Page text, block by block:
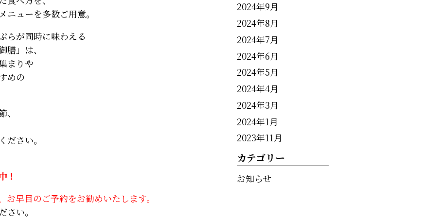
ューを多数ご用意。
らが同時に味わえる
」は、
まりや
めの
さい。
！
早目のご予約をお勧めいたします。
い。
2024年9月
2024年8月
2024年7月
2024年6月
2024年5月
2024年4月
2024年3月
2024年1月
2023年11月
カテゴリー
お知らせ